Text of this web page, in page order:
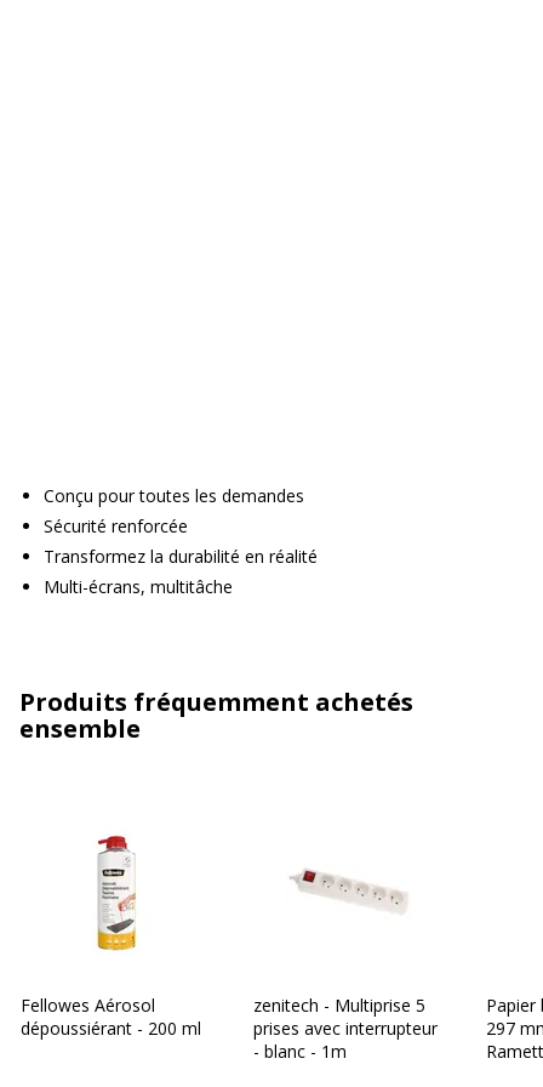
Conçu pour toutes les demandes
Sécurité renforcée
Transformez la durabilité en réalité
Multi-écrans, multitâche
Produits fréquemment achetés
ensemble
Fellowes Aérosol
dépoussiérant - 200 ml
zenitech - Multiprise 5
prises avec interrupteur
- blanc - 1m
Papier
297